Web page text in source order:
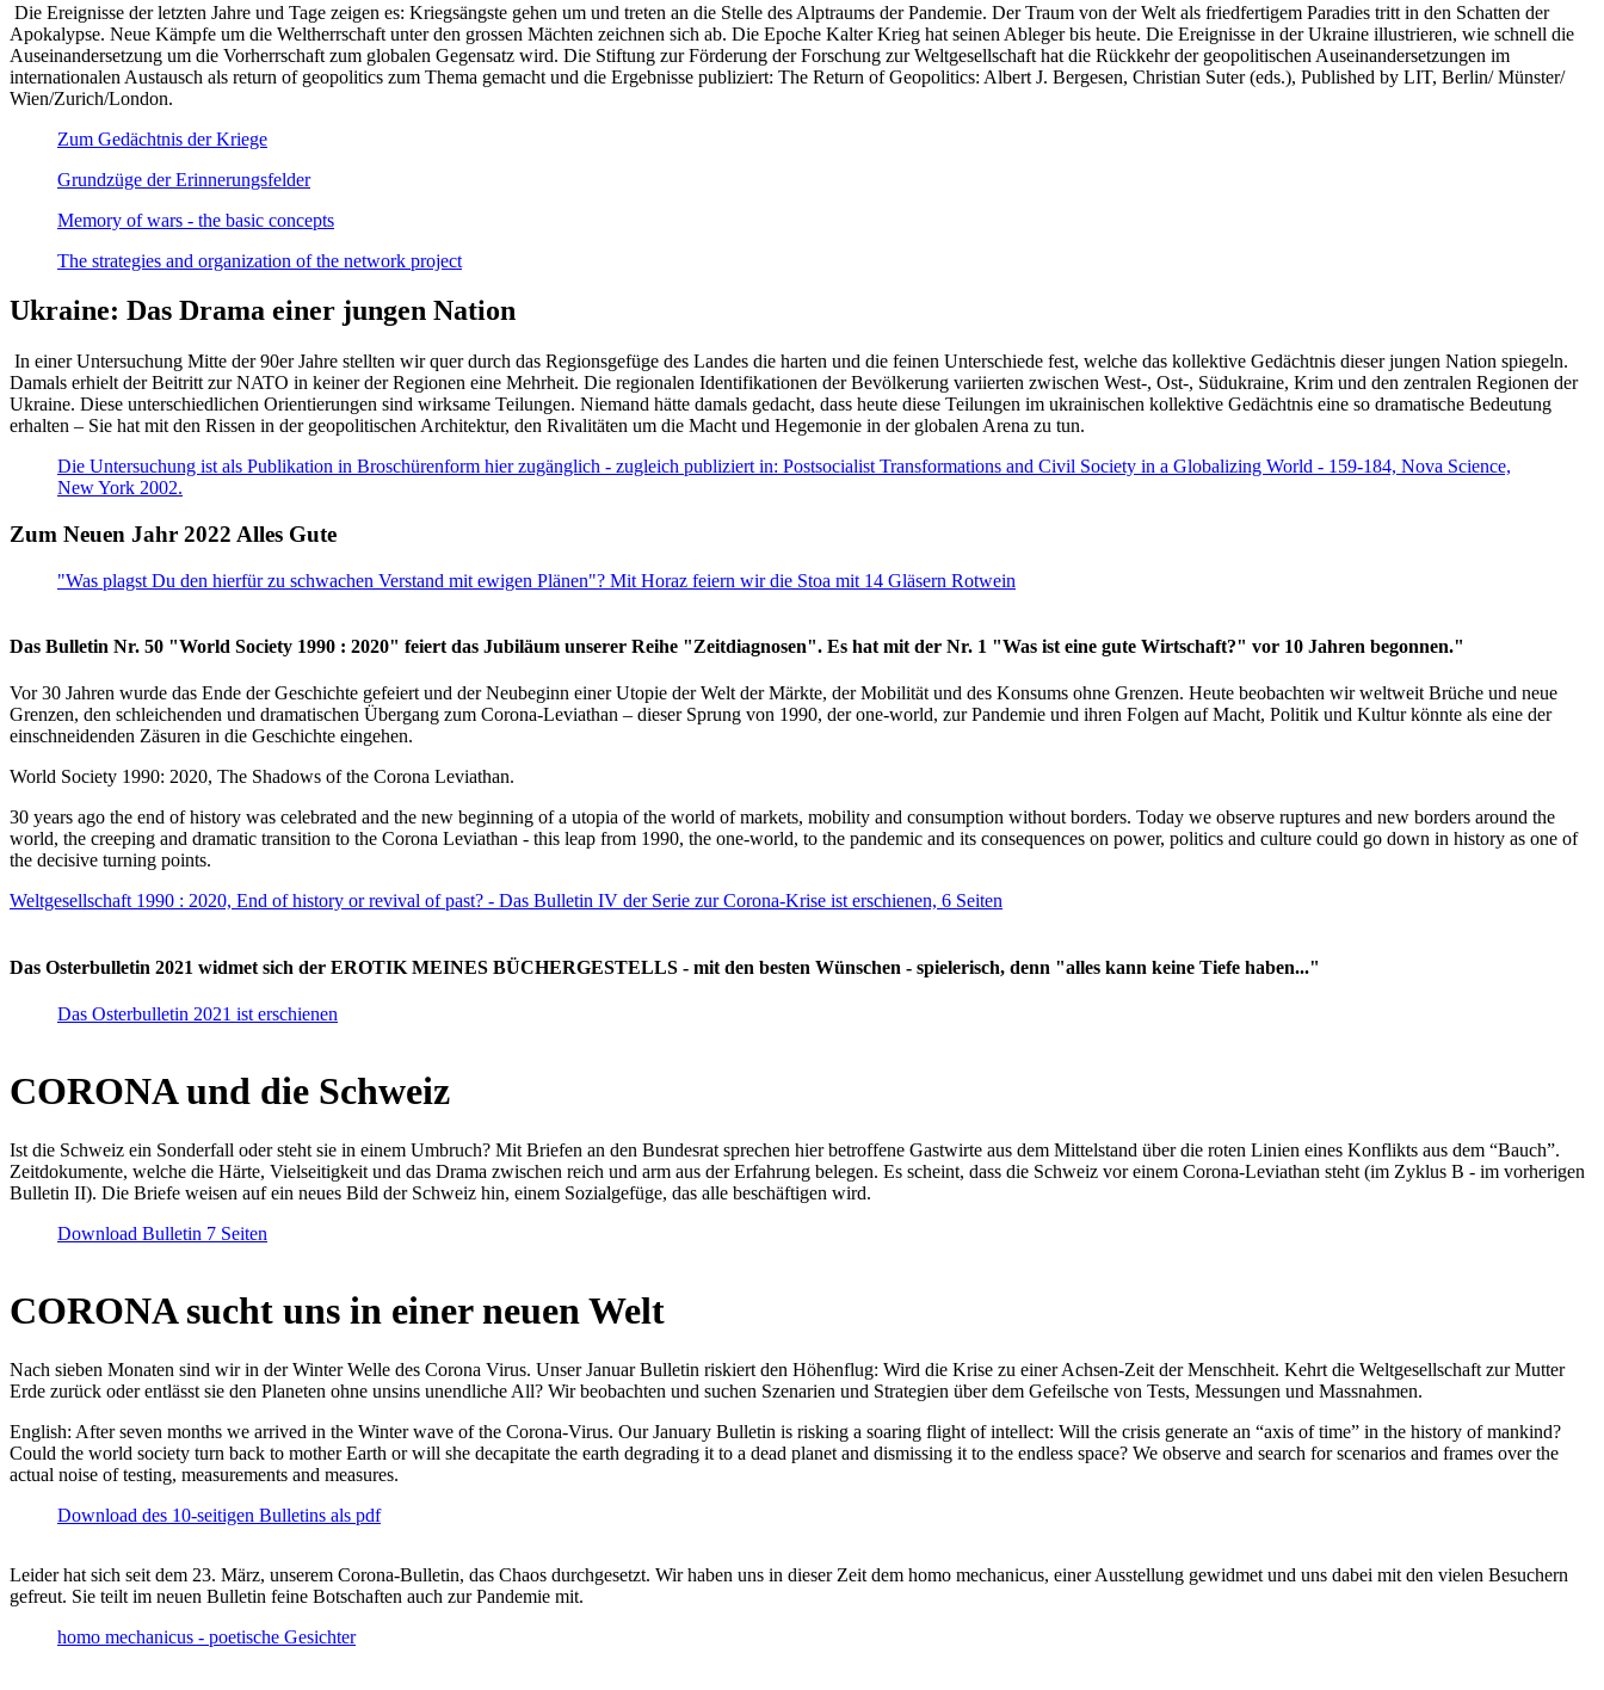
Die Ereignisse der letzten Jahre und Tage zeigen es: Kriegsängste gehen um und treten an die Stelle des Alptraums der Pandemie. Der Traum von der Welt als friedfertigem Paradies tritt in den Schatten der
Apokalypse. Neue Kämpfe um die Weltherrschaft unter den grossen Mächten zeichnen sich ab. Die Epoche Kalter Krieg hat seinen Ableger bis heute. Die Ereignisse in der Ukraine illustrieren, wie schnell die
Auseinandersetzung um die Vorherrschaft zum globalen Gegensatz wird. Die Stiftung zur Förderung der Forschung zur Weltgesellschaft hat die Rückkehr der geopolitischen Auseinandersetzungen im
internationalen Austausch als return of geopolitics zum Thema gemacht und die Ergebnisse publiziert: The Return of Geopolitics: Albert J. Bergesen, Christian Suter (eds.), Published by LIT, Berlin/ Münster/
Wien/Zurich/London.
Zum Gedächtnis der Kriege
Grundzüge der Erinnerungsfelder
Memory of wars - the basic concepts
The strategies and organization of the network project
Ukraine: Das Drama einer jungen Nation
In einer Untersuchung Mitte der 90er Jahre stellten wir quer durch das Regionsgefüge des Landes die harten und die feinen Unterschiede fest, welche das kollektive Gedächtnis dieser jungen Nation spiegeln.
Damals erhielt der Beitritt zur NATO in keiner der Regionen eine Mehrheit. Die regionalen Identifikationen der Bevölkerung variierten zwischen West-, Ost-, Südukraine, Krim und den zentralen Regionen der
Ukraine. Diese unterschiedlichen Orientierungen sind wirksame Teilungen. Niemand hätte damals gedacht, dass heute diese Teilungen im ukrainischen kollektive Gedächtnis eine so dramatische Bedeutung
erhalten – Sie hat mit den Rissen in der geopolitischen Architektur, den Rivalitäten um die Macht und Hegemonie in der globalen Arena zu tun.
Die Untersuchung ist als Publikation in Broschürenform hier zugänglich - zugleich publiziert in: Postsocialist Transformations and Civil Society in a Globalizing World - 159-184, Nova Science,
New York 2002.
Zum Neuen Jahr 2022 Alles Gute
"Was plagst Du den hierfür zu schwachen Verstand mit ewigen Plänen"? Mit Horaz feiern wir die Stoa mit 14 Gläsern Rotwein
Das Bulletin Nr. 50 "World Society 1990 : 2020" feiert das Jubiläum unserer Reihe "Zeitdiagnosen". Es hat mit der Nr. 1 "Was ist eine gute Wirtschaft?" vor 10 Jahren begonnen."
Vor 30 Jahren wurde das Ende der Geschichte gefeiert und der Neubeginn einer Utopie der Welt der Märkte, der Mobilität und des Konsums ohne Grenzen. Heute beobachten wir weltweit Brüche und neue
Grenzen, den schleichenden und dramatischen Übergang zum Corona-Leviathan – dieser Sprung von 1990, der one-world, zur Pandemie und ihren Folgen auf Macht, Politik und Kultur könnte als eine der
einschneidenden Zäsuren in die Geschichte eingehen.
World Society 1990: 2020, The Shadows of the Corona Leviathan.
30 years ago the end of history was celebrated and the new beginning of a utopia of the world of markets, mobility and consumption without borders. Today we observe ruptures and new borders around the
world, the creeping and dramatic transition to the Corona Leviathan - this leap from 1990, the one-world, to the pandemic and its consequences on power, politics and culture could go down in history as one of
the decisive turning points.
Weltgesellschaft 1990 : 2020, End of history or revival of past? - Das Bulletin IV der Serie zur Corona-Krise ist erschienen, 6 Seiten
Das Osterbulletin 2021 widmet sich der EROTIK MEINES BÜCHERGESTELLS - mit den besten Wünschen - spielerisch, denn "alles kann keine Tiefe haben..."
Das Osterbulletin 2021 ist erschienen
CORONA und die Schweiz
Ist die Schweiz ein Sonderfall oder steht sie in einem Umbruch? Mit Briefen an den Bundesrat sprechen hier betroffene Gastwirte aus dem Mittelstand über die roten Linien eines Konflikts aus dem “Bauch”.
Zeitdokumente, welche die Härte, Vielseitigkeit und das Drama zwischen reich und arm aus der Erfahrung belegen. Es scheint, dass die Schweiz vor einem Corona-Leviathan steht (im Zyklus B - im vorherigen
Bulletin II). Die Briefe weisen auf ein neues Bild der Schweiz hin, einem Sozialgefüge, das alle beschäftigen wird.
Download Bulletin 7 Seiten
CORONA sucht uns in einer neuen Welt
Nach sieben Monaten sind wir in der Winter Welle des Corona Virus. Unser Januar Bulletin riskiert den Höhenflug: Wird die Krise zu einer Achsen-Zeit der Menschheit. Kehrt die Weltgesellschaft zur Mutter
Erde zurück oder entlässt sie den Planeten ohne unsins unendliche All? Wir beobachten und suchen Szenarien und Strategien über dem Gefeilsche von Tests, Messungen und Massnahmen.
English: After seven months we arrived in the Winter wave of the Corona-Virus. Our January Bulletin is risking a soaring flight of intellect: Will the crisis generate an “axis of time” in the history of mankind?
Could the world society turn back to mother Earth or will she decapitate the earth degrading it to a dead planet and dismissing it to the endless space? We observe and search for scenarios and frames over the
actual noise of testing, measurements and measures.
Download des 10-seitigen Bulletins als pdf
Leider hat sich seit dem 23. März, unserem Corona-Bulletin, das Chaos durchgesetzt. Wir haben uns in dieser Zeit dem homo mechanicus, einer Ausstellung gewidmet und uns dabei mit den vielen Besuchern
gefreut. Sie teilt im neuen Bulletin feine Botschaften auch zur Pandemie mit.
homo mechanicus - poetische Gesichter